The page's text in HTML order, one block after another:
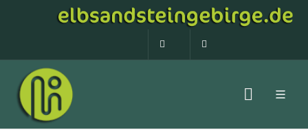
0160 99873408